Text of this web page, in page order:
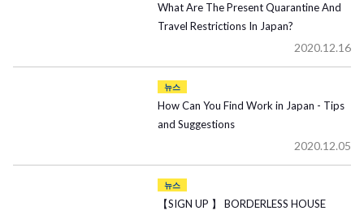
What Are The Present Quarantine And
Travel Restrictions In Japan?
2020.12.16
뉴스
How Can You Find Work in Japan - Tips
and Suggestions
2020.12.05
뉴스
【SIGN UP 】 BORDERLESS HOUSE